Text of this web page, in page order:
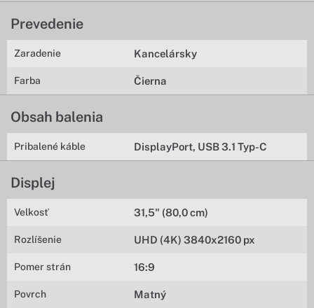
Prevedenie
Zaradenie Kancelársky
Farba Čierna
Obsah balenia
Pribalené káble DisplayPort, USB 3.1 Typ-C
Displej
Velkosť 31,5" (80,0 cm)
Rozlíšenie UHD (4K) 3840x2160 px
Pomer strán 16:9
Povrch Matný